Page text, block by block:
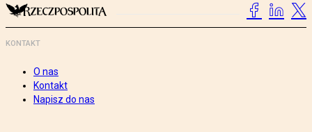
KONTAKT
O nas
Kontakt
Napisz do nas